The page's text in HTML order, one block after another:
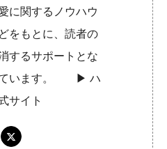
に関するノウハウ
をもとに、読者の
するサポートとな
ています。 ▶︎ハ
サイト